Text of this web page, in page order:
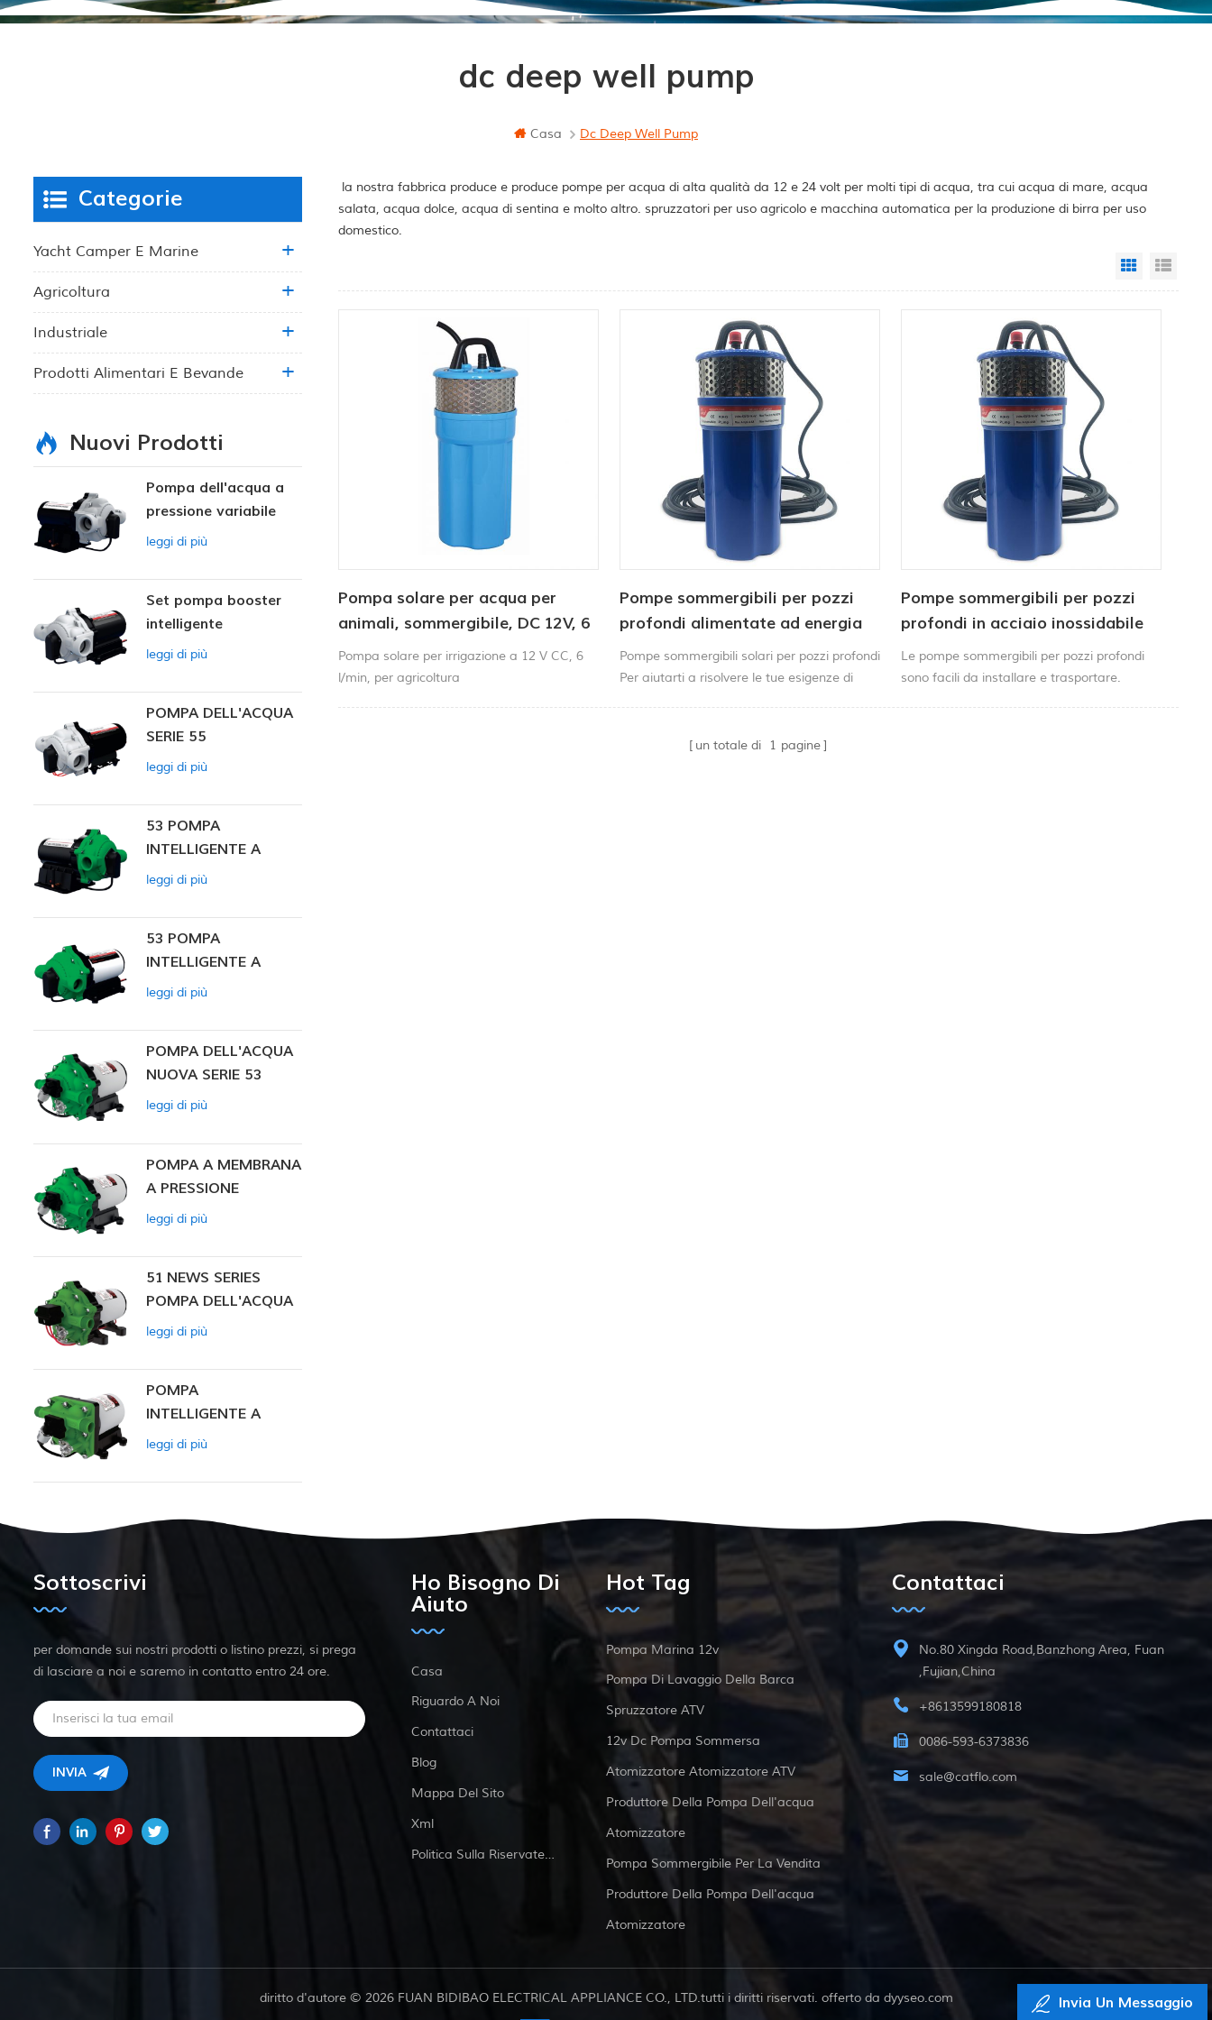
dc deep well pump
Casa Dc Deep Well Pump
la nostra fabbrica produce e produce pompe per acqua di alta qualità da 12 e 24 volt per molti tipi di acqua, tra cui acqua di mare, acqua
salata, acqua dolce, acqua di sentina e molto altro. spruzzatori per uso agricolo e macchina automatica per la produzione di birra per uso
domestico.
Grid View
Pompa solare per acqua per
animali, sommergibile, DC 12V, 6
litri/min, fabbrica
Pompa solare per irrigazione a 12 V CC, 6
l/min, per agricoltura
Pompe sommergibili per pozzi
profondi alimentate ad energia
solare da 12/24 V
Pompe sommergibili solari per pozzi profondi
Per aiutarti a risolvere le tue esigenze di
Pompe sommergibili per pozzi
profondi in acciaio inossidabile
da 24 V
Le pompe sommergibili per pozzi profondi
sono facili da installare e trasportare.
un totale di 1 pagine
Categorie
Yacht Camper E Marine
Agricoltura
Industriale
Prodotti Alimentari E Bevande
Nuovi Prodotti
Pompa dell'acqua a
pressione variabile
intelligente
leggi di più
Set pompa booster
intelligente
leggi di più
POMPA DELL'ACQUA
SERIE 55
leggi di più
53 POMPA
INTELLIGENTE A
PRESSIONE
leggi di più
53 POMPA
INTELLIGENTE A
PRESSIONE
leggi di più
POMPA DELL'ACQUA
NUOVA SERIE 53
leggi di più
POMPA A MEMBRANA
A PRESSIONE
COSTANTE
leggi di più
51 NEWS SERIES
POMPA DELL'ACQUA
leggi di più
POMPA
INTELLIGENTE A
PRESSIONE
42
leggi di più
Sottoscrivi
per domande sui nostri prodotti o listino prezzi, si prega
di lasciare a noi e saremo in contatto entro 24 ore.
Ho Bisogno Di
Aiuto
Casa
Riguardo A Noi
Contattaci
Blog
Mappa Del Sito
Xml
Politica Sulla Riservatezza
Hot Tag
Pompa Marina 12v
Pompa Di Lavaggio Della Barca
Spruzzatore ATV
12v Dc Pompa Sommersa
Atomizzatore Atomizzatore ATV
Produttore Della Pompa Dell'acqua
Atomizzatore
Pompa Sommergibile Per La Vendita
Produttore Della Pompa Dell'acqua
Atomizzatore
Contattaci
No.80 Xingda Road,Banzhong Area, Fuan
,Fujian,China
+8613599180818
0086-593-6373836
sale@catflo.com
diritto d'autore © 2026 FUAN BIDIBAO ELECTRICAL APPLIANCE CO., LTD.tutti i diritti riservati. offerto da dyyseo.com
Invia Un Messaggio